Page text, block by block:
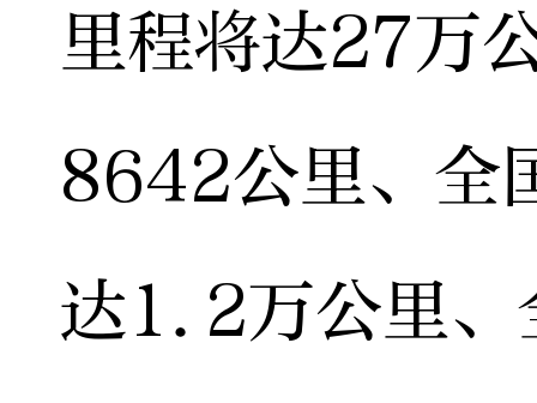
里程将达27万
8642公里、全
达1.2万公里、